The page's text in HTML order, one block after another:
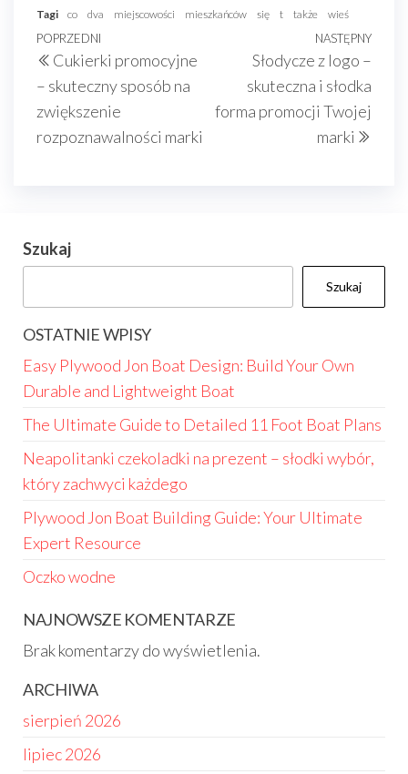
Tagi co dva miejscowości mieszkańców się t także wieś
Nawigacja
wpisu
Poprzedni
wpis
POPRZEDNI
Cukierki promocyjne
– skuteczny sposób na
zwiększenie
rozpoznawalności marki
NASTĘPNY
Słodycze z logo –
skuteczna i słodka
forma promocji Twojej
marki
Szukaj
Szukaj
OSTATNIE WPISY
Easy Plywood Jon Boat Design: Build Your Own
Durable and Lightweight Boat
The Ultimate Guide to Detailed 11 Foot Boat Plans
Neapolitanki czekoladki na prezent – słodki wybór,
który zachwyci każdego
Plywood Jon Boat Building Guide: Your Ultimate
Expert Resource
Oczko wodne
NAJNOWSZE KOMENTARZE
Brak komentarzy do wyświetlenia.
ARCHIWA
sierpień 2026
lipiec 2026